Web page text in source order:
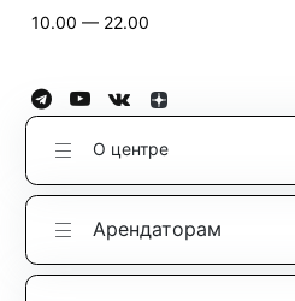
10.00 — 22.00
О центре
Арендаторам